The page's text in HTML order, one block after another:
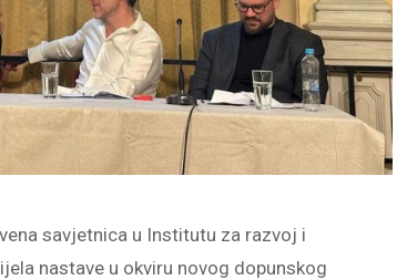
savjetnica u Institutu za razvoj i
nastave u okviru novog dopunskog